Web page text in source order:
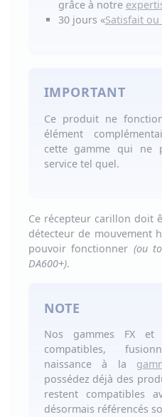
grâce à notre
30 jours «Satisfait ou
IMPORTANT
Ce produit ne
élément
cette gamme qui ne
service tel quel.
Ce récepteur carillon doit
détecteur de mouvement
pouvoir fonctionner (ou
DA600+).
NOTE
Nos gammes FX et
compatibles,
naissance à la
possédez déjà des
restent compatibles
désormais référencés